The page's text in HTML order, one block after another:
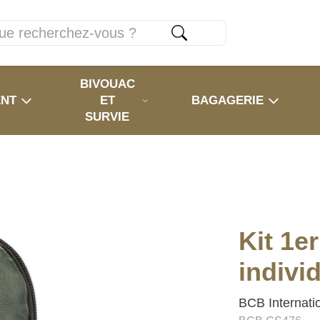
BIVOUAC
ET
SURVIE
BAGAGERIE
Kit
BCB